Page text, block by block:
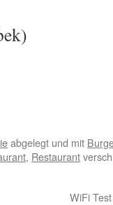
abgelegt und mit
, Restaurant
WiFi